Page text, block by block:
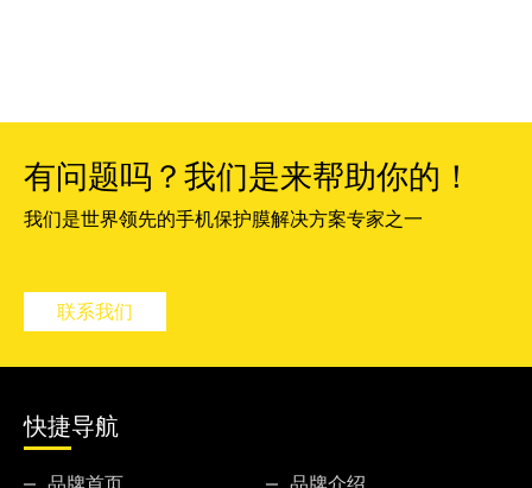
有问题吗？我们是来帮助你的！
我们是世界领先的手机保护膜解决方案专家之一
联系我们
快捷导航